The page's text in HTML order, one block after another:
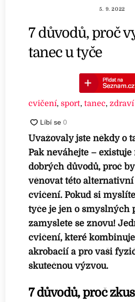
5. 9. 2022
7 důvodů, proč
tanec u tyče
cvičení,sport,tanec, zdraví
Uvažovaly jste někdy o
Pak neváhejte –
dobrých důvodů, proč
věnovat této
cvičení. Pokud si
tyče je jen o smyslných
zamyslete se znovu!
cvičení, které
akrobacií a pro vaši
skutečnou výzvou.
7 důvodů, proč